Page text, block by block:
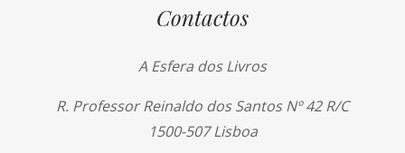
Contactos
A Esfera dos Livros
R. Professor Reinaldo dos Santos Nº 42 R/C
1500-507 Lisboa